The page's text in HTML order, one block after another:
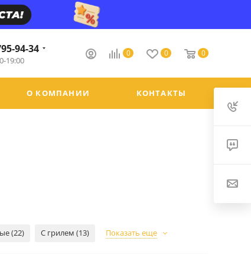
0 0 0
94-34
19:00
О КОМПАНИИ КОНТАКТЫ
(22) С грилем (13) Показать еще